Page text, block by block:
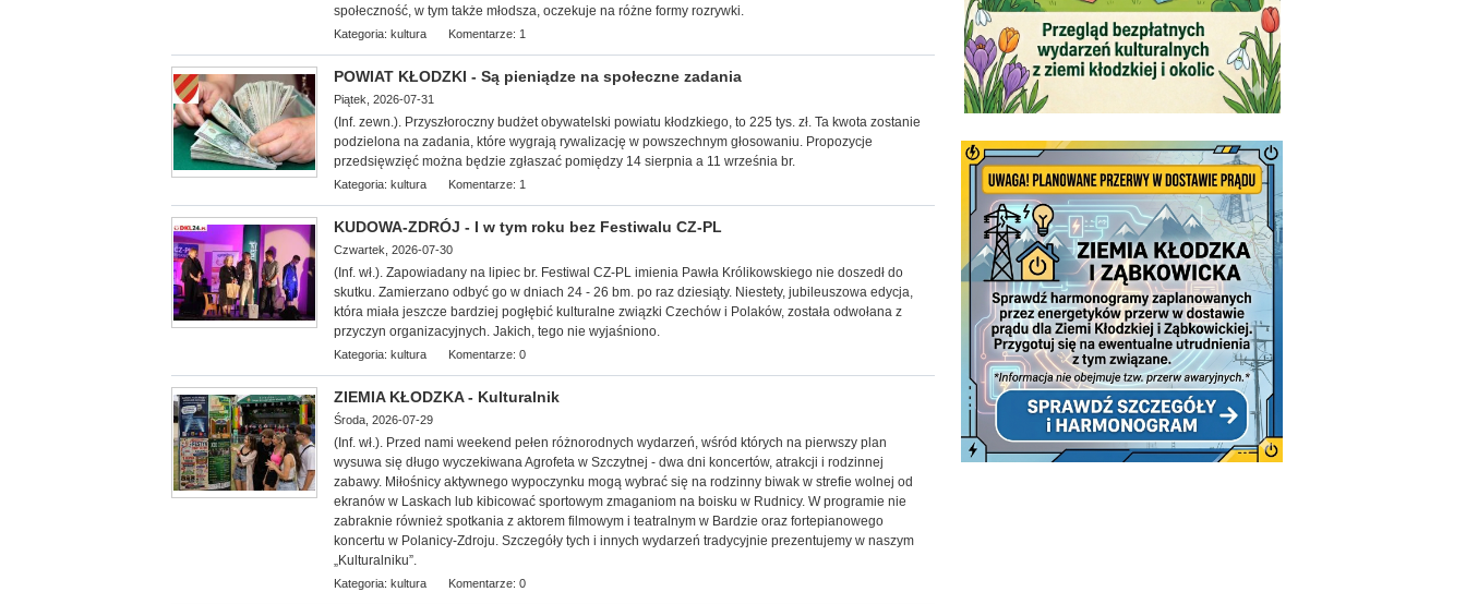
społeczność, w tym także młodsza, oczekuje na różne formy rozrywki.
Kategoria: kultura Komentarze: 1
POWIAT KŁODZKI - Są pieniądze na społeczne zadania
Piątek, 2026-07-31
(Inf. zewn.). Przyszłoroczny budżet obywatelski powiatu kłodzkiego, to 225 tys. zł. Ta kwota zostanie
podzielona na zadania, które wygrają rywalizację w powszechnym głosowaniu. Propozycje
przedsięwzięć można będzie zgłaszać pomiędzy 14 sierpnia a 11 września br.
Kategoria: kultura Komentarze: 1
KUDOWA-ZDRÓJ - I w tym roku bez Festiwalu CZ-PL
Czwartek, 2026-07-30
(Inf. wł.). Zapowiadany na lipiec br. Festiwal CZ-PL imienia Pawła Królikowskiego nie doszedł do
skutku. Zamierzano odbyć go w dniach 24 - 26 bm. po raz dziesiąty. Niestety, jubileuszowa edycja,
która miała jeszcze bardziej pogłębić kulturalne związki Czechów i Polaków, została odwołana z
przyczyn organizacyjnych. Jakich, tego nie wyjaśniono.
Kategoria: kultura Komentarze: 0
ZIEMIA KŁODZKA - Kulturalnik
Środa, 2026-07-29
(Inf. wł.). Przed nami weekend pełen różnorodnych wydarzeń, wśród których na pierwszy plan
wysuwa się długo wyczekiwana Agrofeta w Szczytnej - dwa dni koncertów, atrakcji i rodzinnej
zabawy. Miłośnicy aktywnego wypoczynku mogą wybrać się na rodzinny biwak w strefie wolnej od
ekranów w Laskach lub kibicować sportowym zmaganiom na boisku w Rudnicy. W programie nie
zabraknie również spotkania z aktorem filmowym i teatralnym w Bardzie oraz fortepianowego
koncertu w Polanicy-Zdroju. Szczegóły tych i innych wydarzeń tradycyjnie prezentujemy w naszym
„Kulturalniku”.
Kategoria: kultura Komentarze: 0